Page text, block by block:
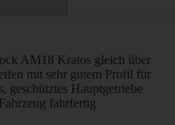
AM18 Kratos gleich über
mit sehr gutem Profil für
Hauptgetriebe
fahrfertig